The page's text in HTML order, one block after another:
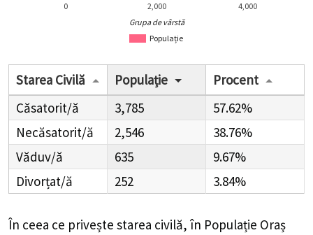
Populație
0 2,000 4,000
Grupa de vârstă
Starea Civilă Populație
Procent
Căsatorit/ă
3,785
57.62%
Necăsatorit/ă
2,546
38.76%
Văduv/ă
635
9.67%
Divorțat/ă
252 3.84%
În ceea ce privește starea civilă, în Populație Oraș